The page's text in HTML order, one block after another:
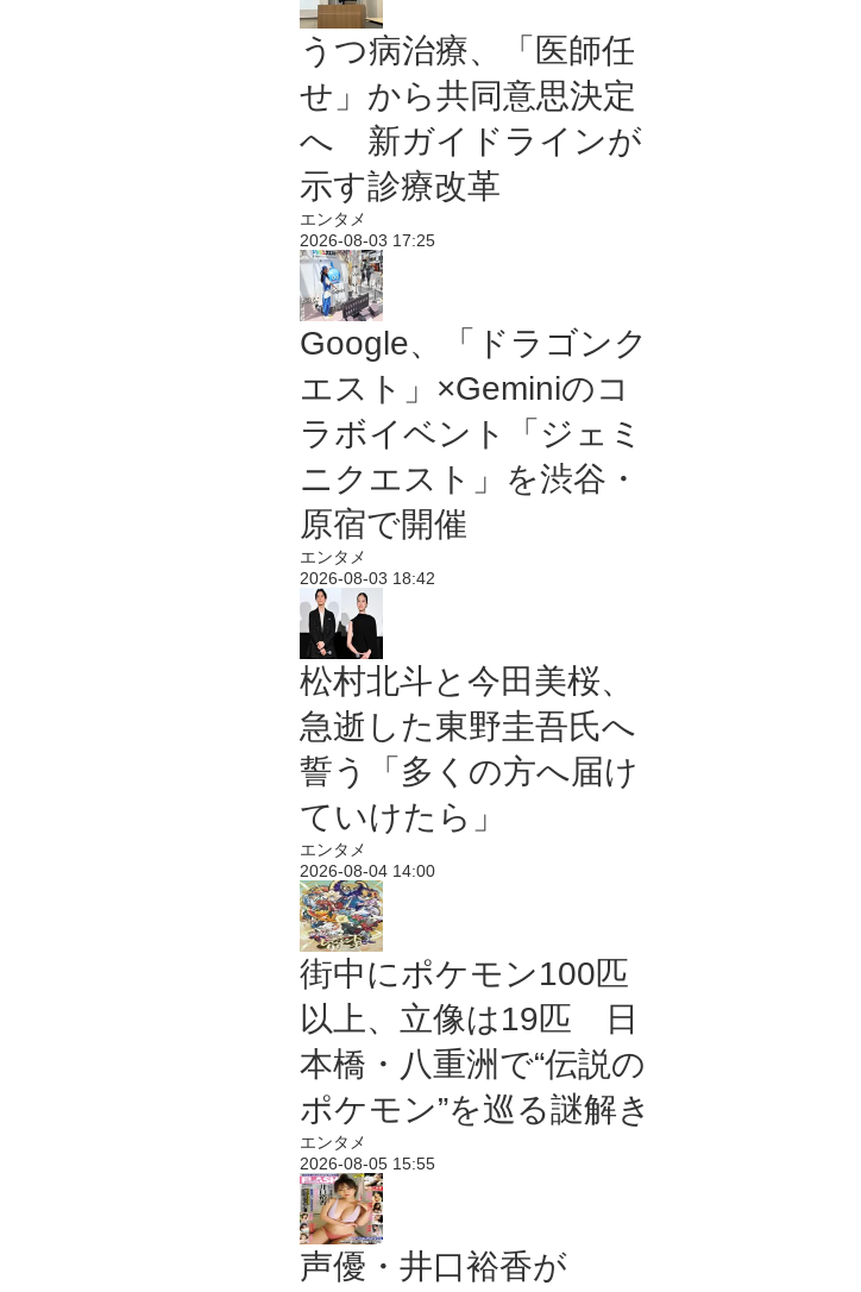
うつ病治療、「医師任
せ」から共同意思決定
へ 新ガイドラインが
示す診療改革
エンタメ
2026-08-03 17:25
Google、「ドラゴンク
エスト」×Geminiのコ
ラボイベント「ジェミ
ニクエスト」を渋谷・
原宿で開催
エンタメ
2026-08-03 18:42
松村北斗と今田美桜、
急逝した東野圭吾氏へ
誓う「多くの方へ届け
ていけたら」
エンタメ
2026-08-04 14:00
街中にポケモン100匹
以上、立像は19匹 日
本橋・八重洲で“伝説の
ポケモン”を巡る謎解き
エンタメ
2026-08-05 15:55
声優・井口裕香が